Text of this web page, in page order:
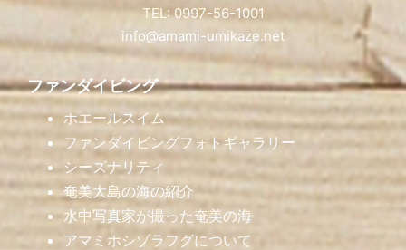
TEL: 0997-56-1001
info@amami-umikaze.net
ファンダイビング
ホエールスイム
ファンダイビングフォトギャラリー
シーズナリティ
奄美大島の海の紹介
水中写真家が撮った奄美の海
アマミホシゾラフグについて